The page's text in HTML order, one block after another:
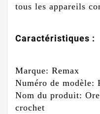
tous les appareils
Caractéristiques :
Marque: Remax
Numéro de modèle:
Nom du produit:
crochet